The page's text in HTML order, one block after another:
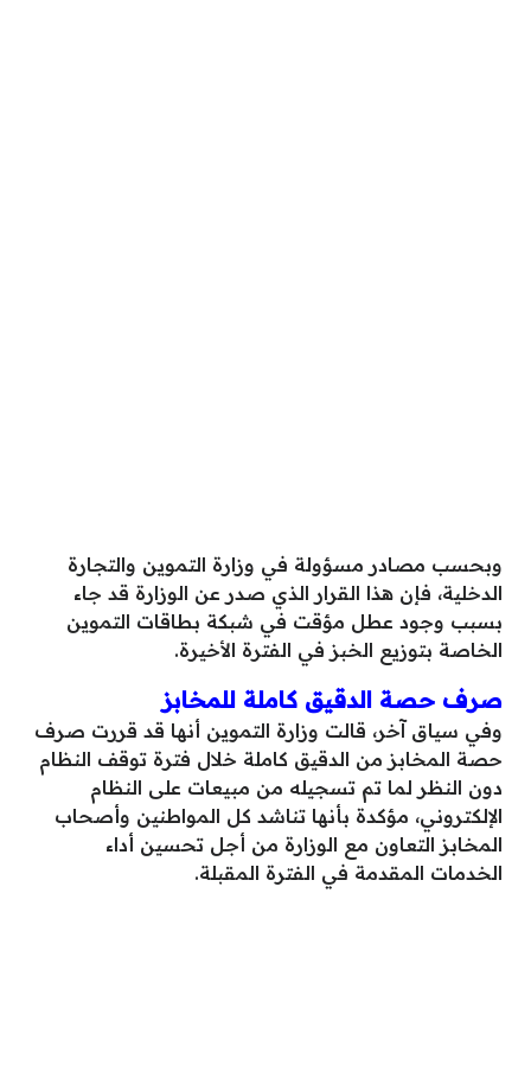
وبحسب مصادر مسؤولة في وزارة التموين والتجارة
الدخلية، فإن هذا القرار الذي صدر عن الوزارة قد جاء
بسبب وجود عطل مؤقت في شبكة بطاقات التموين
الخاصة بتوزيع الخبز في الفترة الأخيرة.
صرف حصة الدقيق كاملة للمخابز
وفي سياق آخر، قالت وزارة التموين أنها قد قررت صرف
حصة المخابز من الدقيق كاملة خلال فترة توقف النظام
دون النظر لما تم تسجيله من مبيعات على النظام
الإلكتروني، مؤكدة بأنها تناشد كل المواطنين وأصحاب
المخابز التعاون مع الوزارة من أجل تحسين أداء
الخدمات المقدمة في الفترة المقبلة.